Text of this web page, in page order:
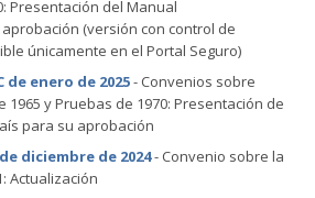
Presentación del Manual
(versión con control de
únicamente en el Portal Seguro)
de enero de 2025- Convenios sobre
1965 y Pruebas de 1970: Presentación de
para su aprobación
diciembre de 2024- Convenio sobre la
Actualización